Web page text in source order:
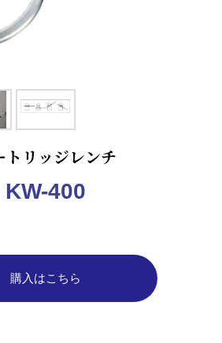
トリッジレンチ
KW-400
購入はこちら